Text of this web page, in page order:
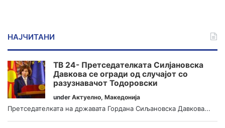
НАЈЧИТАНИ
ТВ 24- Претседателката Силјановска
Давкова се огради од случајот со
разузнавачот Тодоровски
under Актуелно, Македонија
Претседателката на државата Гордана Сиљановска Давкова...